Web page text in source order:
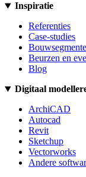
Inspiratie
Referenties
Case-studies
Beurzen en
Blog
Digitaal
ArchiCAD
Autocad
Revit
Sketchup
Vectorworks
Andere